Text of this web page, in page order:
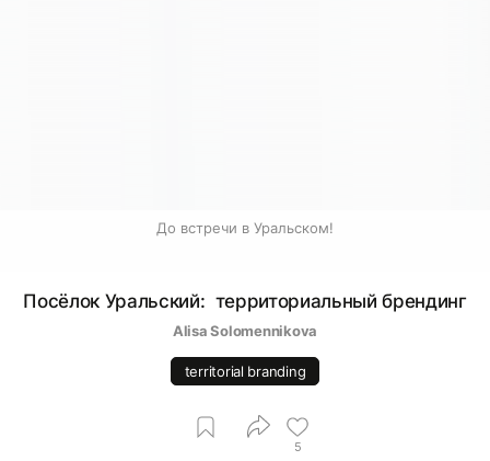
До встречи в Уральском!
Посёлок Уральский: территориальный брендинг
Alisa Solomennikova
territorial branding
5